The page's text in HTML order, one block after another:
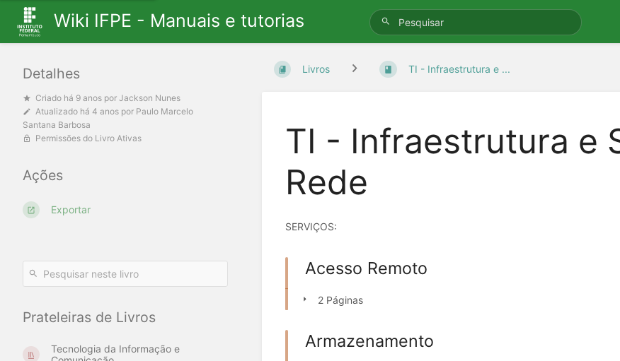
Wiki IFPE - Manuais e tutorias
Prateleiras de Livros
Tecnologia da Informação e
Livros TI - Infraestrutura e ...
TI - Infraestrutura e
Rede
SERVIÇOS:
Acesso Remoto
2 Páginas
Armazenamento
Detalhes
Criado há 9 anos por Jackson Nunes
Atualizado há 4 anos por Paulo Marcelo
Santana Barbosa
Permissões do Livro Ativas
Ações
Exportar